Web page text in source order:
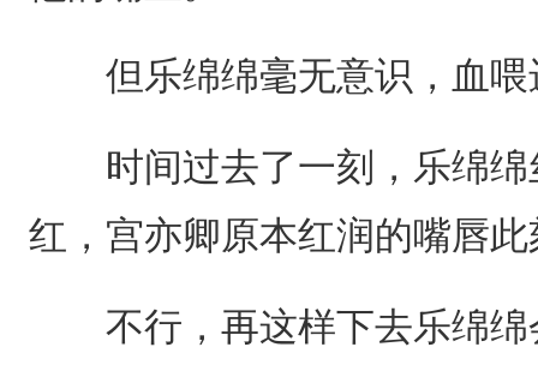
但乐绵绵毫无意识，血喂
时间过去了一刻，乐绵绵
红，宫亦卿原本红润的嘴唇
不行，再这样下去乐绵绵